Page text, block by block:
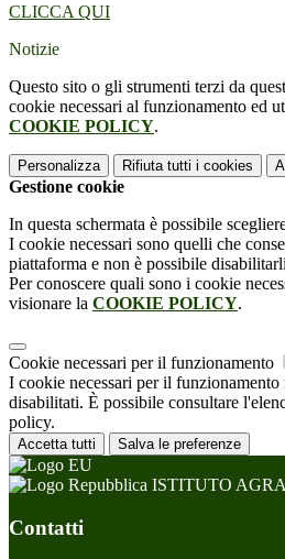
CLICCA QUI
Notizie
Questo sito o gli strumenti terzi da
cookie necessari al funzionamento ed
COOKIE POLICY.
Personalizza Rifiuta tutti i cookies
Gestione cookie
In questa schermata è possibile
I cookie necessari sono quelli che
piattaforma e non è possibile
Per conoscere quali sono i cookie
visionare la COOKIE POLICY.
Cookie necessari per il funzionamento
I cookie necessari per il funzionamento
disabilitati. È possibile consultare
policy.
Accetta tutti Salva le preferenze
ISTITUTO
Contatti